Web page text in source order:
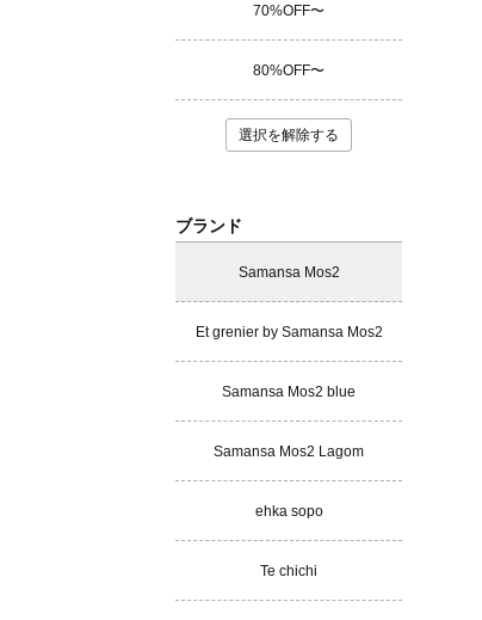
70%OFF〜
80%OFF〜
選択を解除する
ブランド
Samansa Mos2
Et grenier by Samansa Mos2
Samansa Mos2 blue
Samansa Mos2 Lagom
ehka sopo
Te chichi